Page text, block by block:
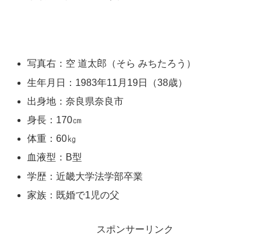
写真右：空 道太郎（そら みちたろう）
生年月日：1983年11月19日（38歳）
出身地：奈良県奈良市
身長：170㎝
体重：60㎏
血液型：B型
学歴：近畿大学法学部卒業
家族：既婚で1児の父
スポンサーリンク